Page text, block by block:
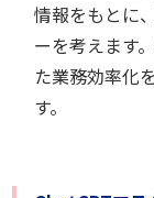
情報をもとに
ーを考えます
た業務効率化
す。